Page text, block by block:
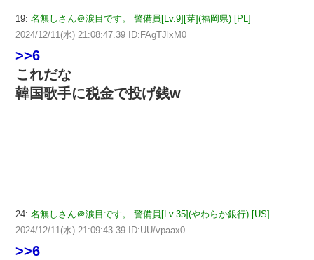
19: 名無しさん＠涙目です。 警備員[Lv.9][芽](福岡県) [PL]
2024/12/11(水) 21:08:47.39 ID:FAgTJlxM0
>>6
これだな
韓国歌手に税金で投げ銭w
24: 名無しさん＠涙目です。 警備員[Lv.35](やわらか銀行) [US]
2024/12/11(水) 21:09:43.39 ID:UU/vpaax0
>>6